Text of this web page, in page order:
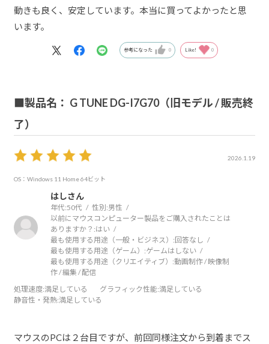
動きも良く、安定しています。本当に買ってよかったと思
います。
参考になった 0 Like! 0
■製品名： G TUNE DG-I7G70（旧モデル / 販売終
了）
2026.1.19
OS：Windows 11 Home 64ビット
はしさん
年代:50代 性別:男性
以前にマウスコンピューター製品をご購入されたことは
ありますか？:はい
最も使用する用途（一般・ビジネス）: 回答なし
最も使用する用途（ゲーム）:ゲームはしない
最も使用する用途（クリエイティブ）:動画制作 / 映像制
作 / 編集 / 配信
処理速度:満足している グラフィック性能:満足している
静音性・発熱:満足している
マウスのPCは２台目ですが、前回同様注文から到着までス